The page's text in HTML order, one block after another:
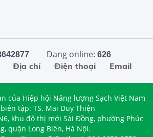
Đang online: 626
Email
Điện thoại
Địa chỉ
của Hiệp hội Năng lượng Sạch Việt Nam
tập: TS. Mai Duy Thiện
khu đô thị mới Sài Đồng, phường Phúc
quận Long Biên, Hà Nội.